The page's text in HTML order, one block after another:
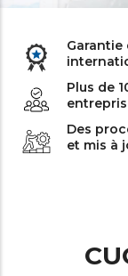
Plus de
Des
et mis à